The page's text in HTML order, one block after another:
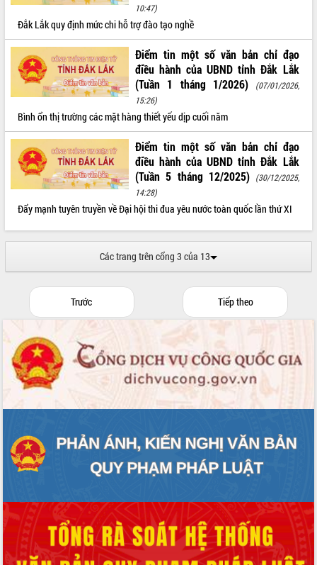
10:47)
Đắk Lắk quy định mức chi hỗ trợ đào tạo nghề
Điểm tin một số văn bản chỉ đạo
điều hành của UBND tỉnh Đắk Lắk
(Tuần 1 tháng 1/2026)
(07/01/2026,
15:26)
Bình ổn thị trường các mặt hàng thiết yếu dịp cuối năm
Điểm tin một số văn bản chỉ đạo
điều hành của UBND tỉnh Đắk Lắk
(Tuần 5 tháng 12/2025) (30/12/2025,
14:28)
Đẩy mạnh tuyên truyền về Đại hội thi đua yêu nước toàn quốc lần thứ XI
Các trang trên cổng 3 của 13
Trước Tiếp theo